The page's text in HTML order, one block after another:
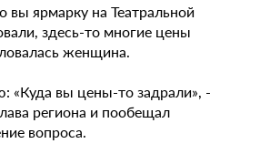
вы ярмарку на Театральной
здесь-то многие цены
женщина.
«Куда вы цены-то задрали», -
региона и пообещал
вопроса.